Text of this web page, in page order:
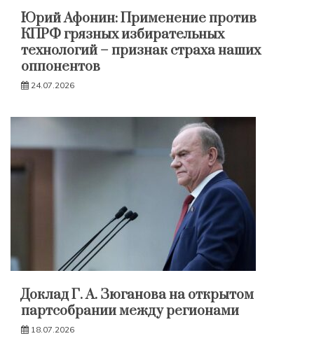
Юрий Афонин: Применение против
КПРФ грязных избирательных
технологий – признак страха наших
оппонентов
24.07.2026
Доклад Г. А. Зюганова на открытом
партсобрании между регионами
18.07.2026